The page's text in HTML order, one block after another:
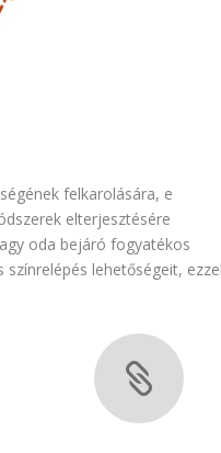
felkarolására, e
elterjesztésére
oda bejáró fogyatékos
lehetőségeit,
